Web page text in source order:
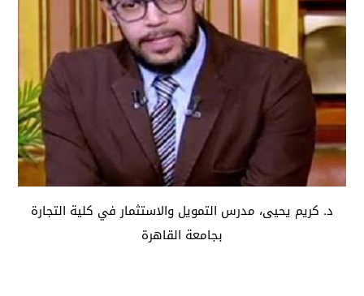
د. كريم يحيى، مدرس التمويل والاستثمار في كلية التجارة
بجامعة القاهرة